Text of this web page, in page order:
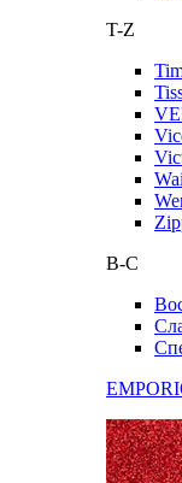
T-Z
В-С